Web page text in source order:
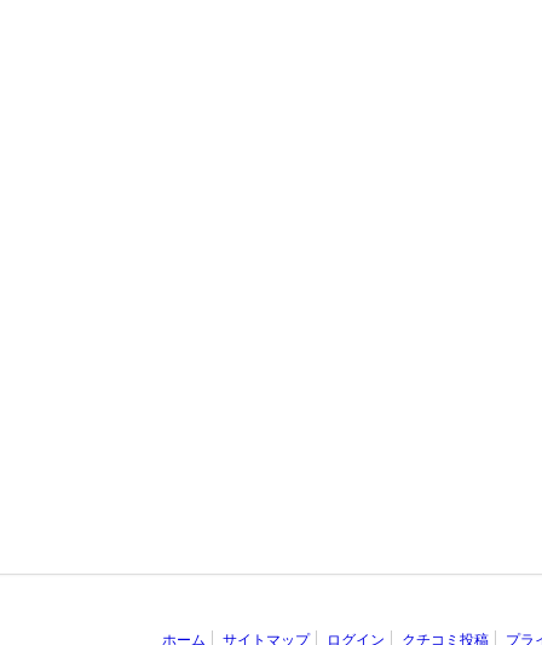
ホーム サイトマップ ログイン クチコミ投稿 プラ